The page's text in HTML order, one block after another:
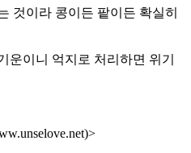
것이라 콩이든 팥이든 확실히
운이니 억지로 처리하면 위기